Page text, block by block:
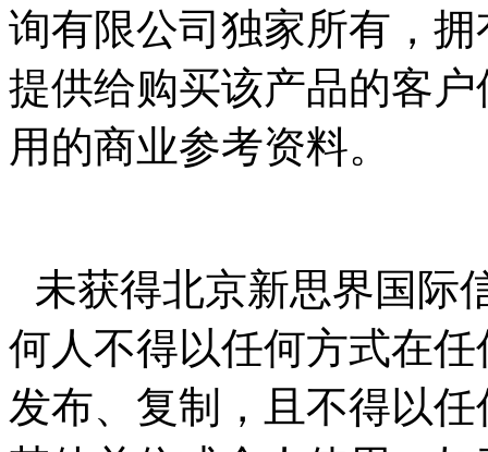
询有限公司独家所有，
提供给购买该产品的客
用的商业参考资料。
未获得北京新思界国际
何人不得以任何方式在
发布、复制，且不得以